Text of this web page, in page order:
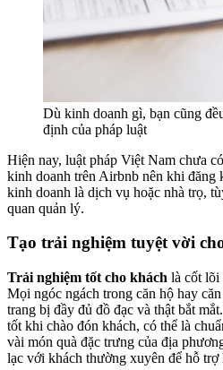
Dù kinh doanh gì, bạn cũng
định của pháp luật
Hiện nay, luật pháp Việt Nam chưa
kinh doanh trên Airbnb nên khi đăng
kinh doanh là dịch vụ hoặc nhà trọ,
quan quản lý.
Tạo trải nghiệm tuyệt vời
Trải nghiệm tốt cho khách là cốt lõi
Mọi ngóc ngách trong căn hộ hay
trang bị đầy đủ đồ đạc và thật bắt
tốt khi chào đón khách, có thể là
vài món quà đặc trưng của địa
lạc với khách thường xuyên để hỗ trợ